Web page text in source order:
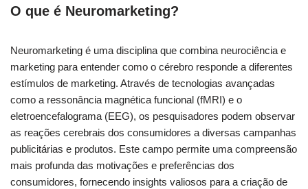
O que é Neuromarketing?
Neuromarketing é uma disciplina que combina neurociência e
marketing para entender como o cérebro responde a diferentes
estímulos de marketing. Através de tecnologias avançadas
como a ressonância magnética funcional (fMRI) e o
eletroencefalograma (EEG), os pesquisadores podem observar
as reações cerebrais dos consumidores a diversas campanhas
publicitárias e produtos. Este campo permite uma compreensão
mais profunda das motivações e preferências dos
consumidores, fornecendo insights valiosos para a criação de